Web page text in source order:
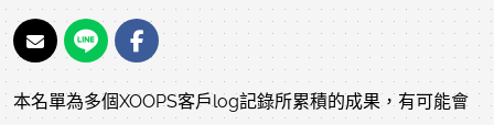
本名單為多個XOOPS客戶log記錄所累積的成果，有可能會